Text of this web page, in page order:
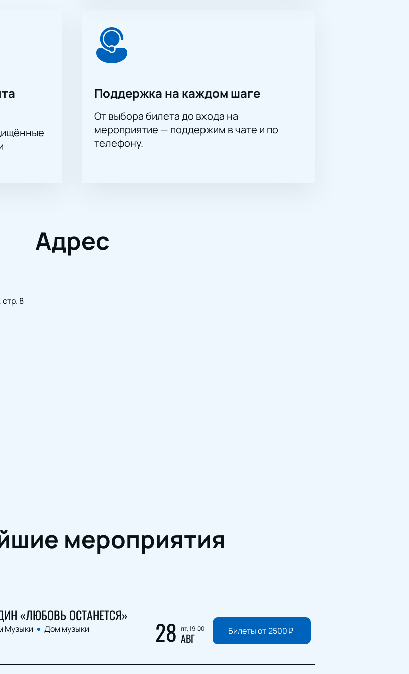
Поддержка на каждом шаге
От выбора билета до входа на
мероприятие — поддержим в чате и по
телефону.
Адрес
8
мероприятия
«ЛЮБОВЬ ОСТАНЕТСЯ»
Музыки Дом музыки 28 пт, 19:00
АВГ Билеты от 2500₽